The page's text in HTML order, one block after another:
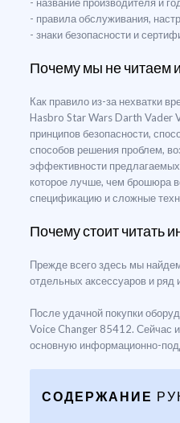
- правила обслуживания,
- знаки безопасности и
Почему мы не читаем
Как правило из-за нехватки
Hasbro Star Wars Darth Vader
принципов безопасности,
способов решения проблем,
эффективности
которое лучше, чем брошюра
спецификацию и сложные
Почему стоит читать
Прежде всего здесь мы
отдельных аксессуаров и
После удачной покупки
Voice Changer 85412. Сейчас
основную информационно-
СОДЕРЖАНИЕ